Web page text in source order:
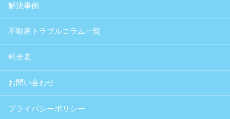
解決事例
不動産トラブルコラム一覧
料金表
お問い合わせ
プライバシーポリシー